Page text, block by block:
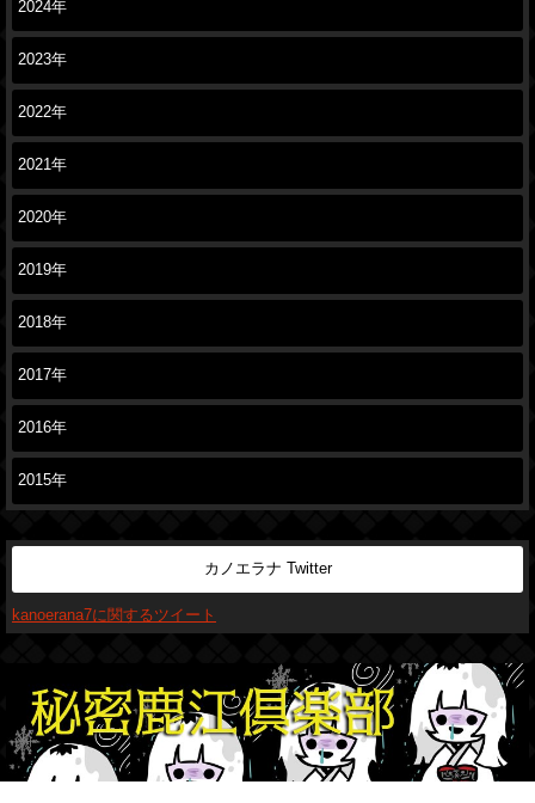
2024年
2023年
2022年
2021年
2020年
2019年
2018年
2017年
2016年
2015年
カノエラナ Twitter
kanoerana7に関するツイート